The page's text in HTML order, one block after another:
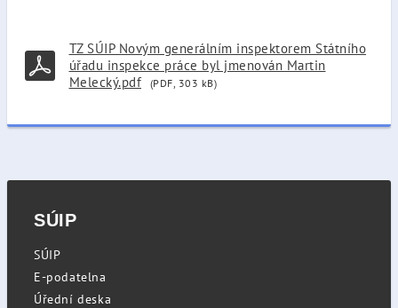
TZ SÚIP Novým generálním inspektorem Státního
úřadu inspekce práce byl jmenován Martin
Melecký.pdf
(PDF, 303 kB)
SÚIP
SÚIP
E-podatelna
Úřední deska